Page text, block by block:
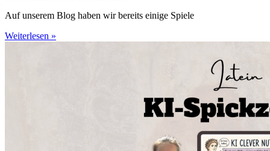
Auf unserem Blog haben wir bereits einige Spiele
Weiterlesen »